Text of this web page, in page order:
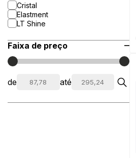
Cristal
Elastment
LT Shine
Faixa de preço
de até